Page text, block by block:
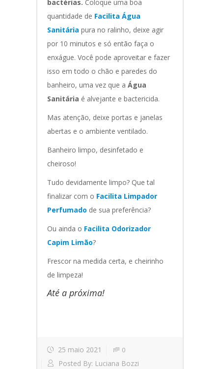
bactérias. Coloque uma boa
quantidade de Facilita Água
Sanitária pura no ralinho, deixe agir
por 10 minutos e só então faça o
enxágue. Você pode aproveitar e fazer
isso em todo o chão e paredes do
banheiro, uma vez que a Água
Sanitária é alvejante e bactericida.
Mas atenção, deixe portas e janelas
abertas e o ambiente ventilado.
Banheiro limpo, desinfetado e
cheiroso!
Tudo devidamente limpo? Que tal
finalizar com o Facilita Limpador
Perfumado de sua preferência?
Ou ainda o Facilita Odorizador
Capim Limão?
Frescor na medida certa, e cheirinho
de limpeza!
Até a próxima!
25 maio 2021 0
Posted By: Luciana Bozzi